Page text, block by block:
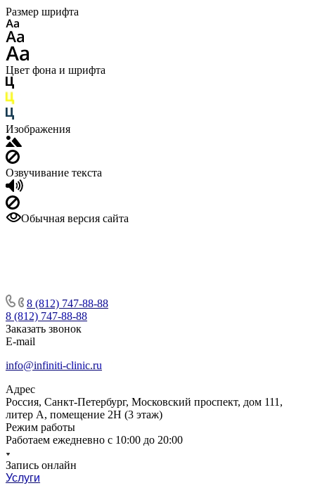
Размер шрифта
Цвет фона и шрифта
Изображения
Озвучивание текста
Обычная версия сайта
8 (812) 747-88-88
8 (812) 747-88-88
Заказать звонок
E-mail
info@infiniti-clinic.ru
Адрес
Россия, Санкт-Петербург, Московский проспект, дом 111,
литер А, помещение 2Н (3 этаж)
Режим работы
Работаем ежедневно с 10:00 до 20:00
Запись онлайн
Услуги